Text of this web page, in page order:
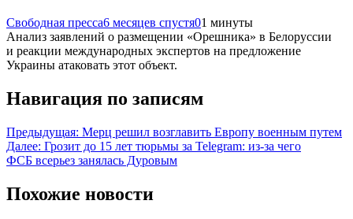
Свободная пресса6 месяцев спустя01 минуты
Анализ заявлений о размещении «Орешника» в Белоруссии
и реакции международных экспертов на предложение
Украины атаковать этот объект.
Навигация по записям
Предыдущая: Мерц решил возглавить Европу военным путем
Далее: Грозит до 15 лет тюрьмы за Telegram: из-за чего
ФСБ всерьез занялась Дуровым
Похожие новости